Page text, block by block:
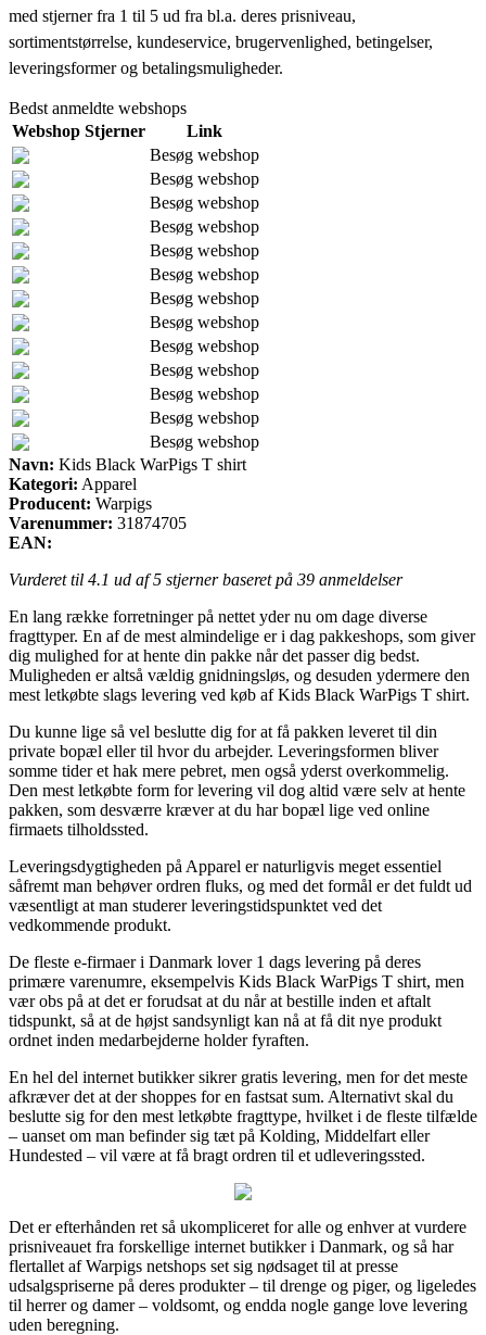
med stjerner fra 1 til 5 ud fra bl.a. deres prisniveau,
sortimentstørrelse, kundeservice, brugervenlighed, betingelser,
leveringsformer og betalingsmuligheder.
Bedst anmeldte webshops
Webshop Stjerner
Link
Besøg webshop
Besøg webshop
Besøg webshop
Besøg webshop
Besøg webshop
Besøg webshop
Besøg webshop
Besøg webshop
Besøg webshop
Besøg webshop
Besøg webshop
Besøg webshop
Besøg webshop
Navn: Kids Black WarPigs T shirt
Kategori: Apparel
Producent: Warpigs
Varenummer: 31874705
EAN:
Vurderet til 4.1 ud af 5 stjerner baseret på 39 anmeldelser
En lang række forretninger på nettet yder nu om dage diverse
fragttyper. En af de mest almindelige er i dag pakkeshops, som giver
dig mulighed for at hente din pakke når det passer dig bedst.
Muligheden er altså vældig gnidningsløs, og desuden ydermere den
mest letkøbte slags levering ved køb af Kids Black WarPigs T shirt.
Du kunne lige så vel beslutte dig for at få pakken leveret til din
private bopæl eller til hvor du arbejder. Leveringsformen bliver
somme tider et hak mere pebret, men også yderst overkommelig.
Den mest letkøbte form for levering vil dog altid være selv at hente
pakken, som desværre kræver at du har bopæl lige ved online
firmaets tilholdssted.
Leveringsdygtigheden på Apparel er naturligvis meget essentiel
såfremt man behøver ordren fluks, og med det formål er det fuldt ud
væsentligt at man studerer leveringstidspunktet ved det
vedkommende produkt.
De fleste e-firmaer i Danmark lover 1 dags levering på deres
primære varenumre, eksempelvis Kids Black WarPigs T shirt, men
vær obs på at det er forudsat at du når at bestille inden et aftalt
tidspunkt, så at de højst sandsynligt kan nå at få dit nye produkt
ordnet inden medarbejderne holder fyraften.
En hel del internet butikker sikrer gratis levering, men for det meste
afkræver det at der shoppes for en fastsat sum. Alternativt skal du
beslutte sig for den mest letkøbte fragttype, hvilket i de fleste tilfælde
– uanset om man befinder sig tæt på Kolding, Middelfart eller
Hundested – vil være at få bragt ordren til et udleveringssted.
Det er efterhånden ret så ukompliceret for alle og enhver at vurdere
prisniveauet fra forskellige internet butikker i Danmark, og så har
flertallet af Warpigs netshops set sig nødsaget til at presse
udsalgspriserne på deres produkter – til drenge og piger, og ligeledes
til herrer og damer – voldsomt, og endda nogle gange love levering
uden beregning.